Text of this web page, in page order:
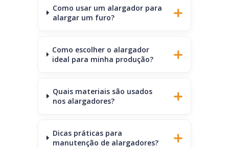
Como usar um alargador para
alargar um furo?
Como escolher o alargador
ideal para minha produção?
Quais materiais são usados
nos alargadores?
Dicas práticas para
manutenção de alargadores?